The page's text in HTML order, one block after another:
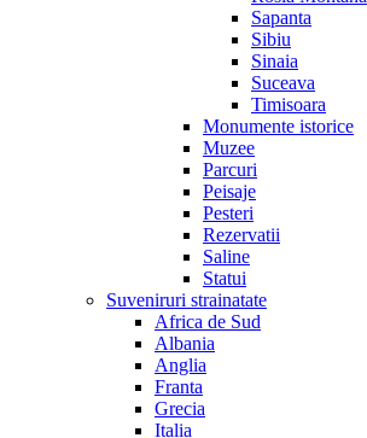
Sapanta
Sibiu
Sinaia
Suceava
Timisoara
Monumente istorice
Muzee
Parcuri
Peisaje
Pesteri
Rezervatii
Saline
Statui
Suveniruri strainatate
Africa de Sud
Albania
Anglia
Franta
Grecia
Italia